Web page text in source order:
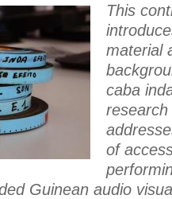
This
material
caba
of
Guinean audio